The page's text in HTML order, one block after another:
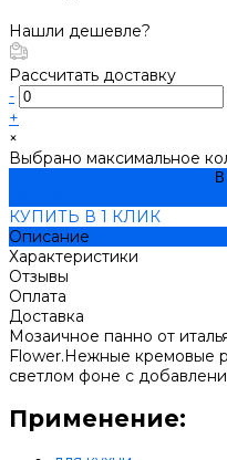
Нашли дешевле?
Рассчитать доставку
-
+
×
Выбрано максимальное
В
КУПИТЬ В 1 КЛИК
Описание
Характеристики
Отзывы
Оплата
Доставка
Мозаичное панно от
Flower.Нежные кремовые
светлом фоне с
Применение: